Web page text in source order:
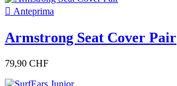
Migliori vendite
Migliori vendite 9
In magazzino
 Anteprima
Armstrong Seat Cover Pair
79,90 CHF